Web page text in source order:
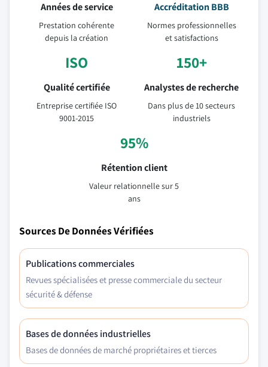
Années de service
Prestation cohérente
depuis la création
Accréditation BBB
Normes professionnelles
et satisfactions
ISO
Qualité certifiée
Entreprise certifiée ISO
9001-2015
150+
Analystes de recherche
Dans plus de 10 secteurs
industriels
95%
Rétention client
Valeur relationnelle sur 5
ans
Sources De Données Vérifiées
Publications commerciales
Revues spécialisées et presse commerciale du secteur
sécurité & défense
Bases de données industrielles
Bases de données de marché propriétaires et tierces